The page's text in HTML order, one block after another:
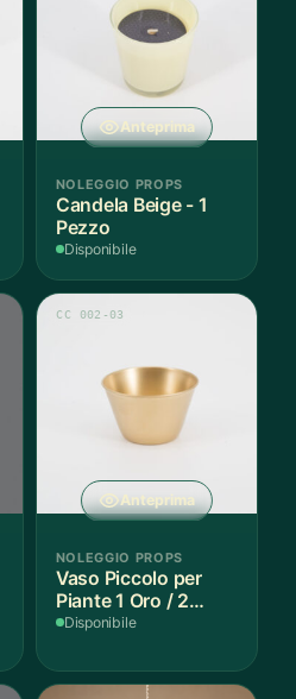
Anteprima
NOLEGGIO PROPS
Candela Beige - 1
Pezzo
Disponibile
Anteprima
CC 002-03
NOLEGGIO PROPS
Vaso Piccolo per
Piante 1 Oro / 2
Argento - 3 Pezzi
Disponibile